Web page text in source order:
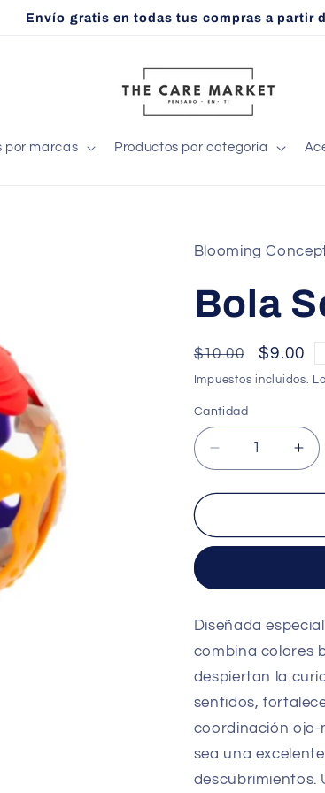
Envío gratis en todas tus compras a partir
por marcas Productos por categoría
Blooming
Bola
Precio
habitual
$10.00
Precio
de
$9.00
Impuestos incluidos.
Cantidad
Cantidad
Reducir
cantidad
para
Sonajero
Diseñada
combina colores
despiertan la
sentidos,
coordinación ojo-
sea una
descubrimientos.